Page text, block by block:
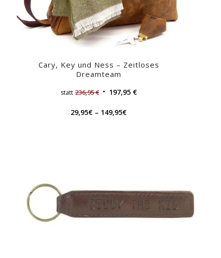
Cary, Key und Ness – Zeitloses
Dreamteam
statt 236,95€ 197,95 €
29,95€ – 149,95€